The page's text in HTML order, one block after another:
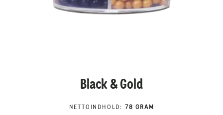
Black & Gold
NETTOINDHOLD : 78 GRAM